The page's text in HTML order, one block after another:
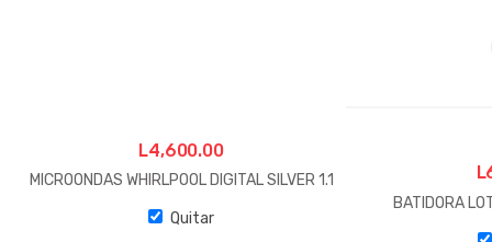
L4,600.00
MICROONDAS WHIRLPOOL DIGITAL SILVER 1.1
Quitar
L
BATIDORA